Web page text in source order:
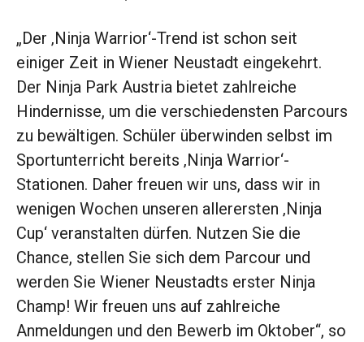
„Der ‚Ninja Warrior‘-Trend ist schon seit
einiger Zeit in Wiener Neustadt eingekehrt.
Der Ninja Park Austria bietet zahlreiche
Hindernisse, um die verschiedensten Parcours
zu bewältigen. Schüler überwinden selbst im
Sportunterricht bereits ‚Ninja Warrior‘-
Stationen. Daher freuen wir uns, dass wir in
wenigen Wochen unseren allerersten ‚Ninja
Cup‘ veranstalten dürfen. Nutzen Sie die
Chance, stellen Sie sich dem Parcour und
werden Sie Wiener Neustadts erster Ninja
Champ! Wir freuen uns auf zahlreiche
Anmeldungen und den Bewerb im Oktober“, so